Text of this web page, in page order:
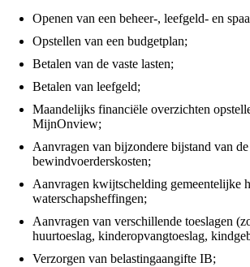
Openen van een beheer-, leefgeld- en
Opstellen van een budgetplan;
Betalen van de vaste lasten;
Betalen van leefgeld;
Maandelijks financiële overzichten
MijnOnview;
Aanvragen van bijzondere bijstand van
bewindvoerderskosten;
Aanvragen kwijtschelding gemeentelijke
waterschapsheffingen;
Aanvragen van verschillende toeslagen
huurtoeslag, kinderopvangtoeslag,
Verzorgen van belastingaangifte IB;